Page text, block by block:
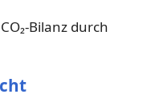
Bilanz durch